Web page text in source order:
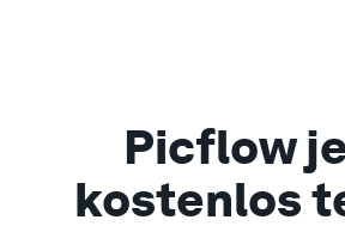
Picflow
kostenlos